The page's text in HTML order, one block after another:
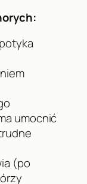
umocnić
(po